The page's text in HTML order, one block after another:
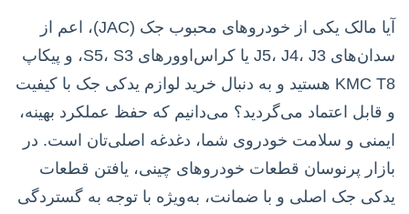
آیا مالک یکی از خودروهای محبوب جک (JAC)، اعم از
سدان‌های J5، J4، J3 یا کراس‌اوورهای S5، S3، و پیکاپ
KMC T8 هستید و به دنبال خرید لوازم یدکی جک با کیفیت
و قابل اعتماد می‌گردید؟ می‌دانیم که حفظ عملکرد بهینه،
ایمنی و سلامت خودروی شما، دغدغه اصلی‌تان است. در
بازار پرنوسان قطعات خودروهای چینی، یافتن قطعات
یدکی جک اصلی و با ضمانت، به‌ویژه با توجه به گستردگی